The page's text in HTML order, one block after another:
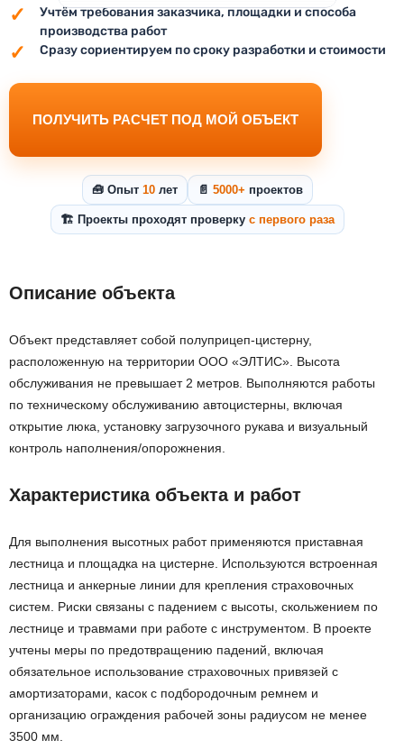
Учтём требования заказчика, площадки и способа
производства работ
Сразу сориентируем по сроку разработки и стоимости
ПОЛУЧИТЬ РАСЧЕТ ПОД МОЙ ОБЪЕКТ
🧰 Опыт 10 лет 📄 5000+ проектов
🏗️ Проекты проходят проверку с первого раза
Описание объекта
Объект представляет собой полуприцеп-цистерну,
расположенную на территории ООО «ЭЛТИС». Высота
обслуживания не превышает 2 метров. Выполняются работы
по техническому обслуживанию автоцистерны, включая
открытие люка, установку загрузочного рукава и визуальный
контроль наполнения/опорожнения.
Характеристика объекта и работ
Для выполнения высотных работ применяются приставная
лестница и площадка на цистерне. Используются встроенная
лестница и анкерные линии для крепления страховочных
систем. Риски связаны с падением с высоты, скольжением по
лестнице и травмами при работе с инструментом. В проекте
учтены меры по предотвращению падений, включая
обязательное использование страховочных привязей с
амортизаторами, касок с подбородочным ремнем и
организацию ограждения рабочей зоны радиусом не менее
3500 мм.